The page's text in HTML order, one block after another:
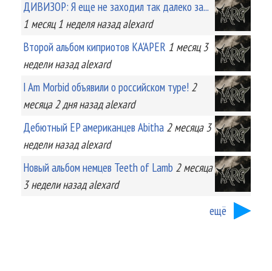
ДИВИЗОР: Я еще не заходил так далеко за...
1 месяц 1 неделяназад alexard
Второй альбом киприотов KA'APER 1 месяц 3
неделиназад alexard
I Am Morbid объявили о российском туре! 2
месяца 2 дняназад alexard
Дебютный EP американцев Abitha 2 месяца 3
неделиназад alexard
Новый альбом немцев Teeth of Lamb 2 месяца
3 неделиназад alexard
ещё